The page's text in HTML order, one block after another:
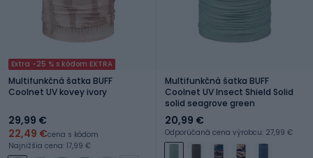
Extra -25 % s kódom EXTRA
Multifunkčná šatka BUFF
Coolnet UV kovey ivory
29,99 €
22,49 €cena s kódom
Najnižšia cena: 17,99 €
Multifunkčná šatka BUFF
Coolnet UV Insect Shield Solid
solid seagrove green
20,99 €
Odporúčaná cena výrobcu: 27,99 €